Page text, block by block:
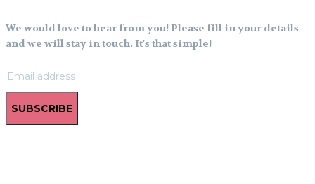
We would love to hear from you! Please fill in your details
and we will stay in touch. It's that simple!
SUBSCRIBE